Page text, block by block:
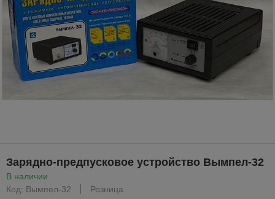
Зарядно-предпусковое устройство Вымпел-32
В наличии
Код: Вымпел-32
Розница